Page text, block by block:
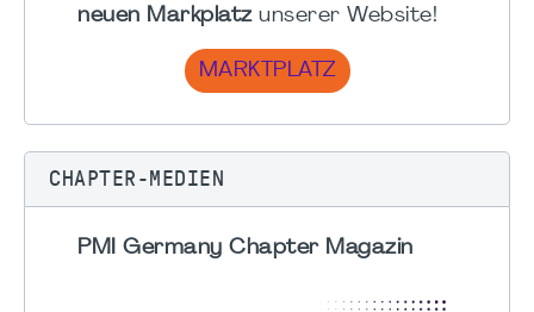
neuen Markplatzunserer Website!
MARKTPLATZ
CHAPTER-MEDIEN
PMI Germany Chapter Magazin